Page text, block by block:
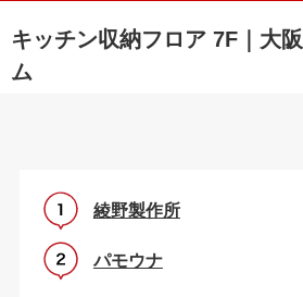
キッチン収納フロア 7F｜大
ム
綾野製作所
パモウナ